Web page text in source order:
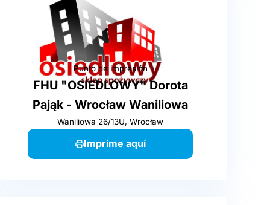
Punto de impresión
FHU "OSIEDLOWY" Dorota
Pająk - Wrocław Waniliowa
Waniliowa 26/13U, Wrocław
Imprime aquí